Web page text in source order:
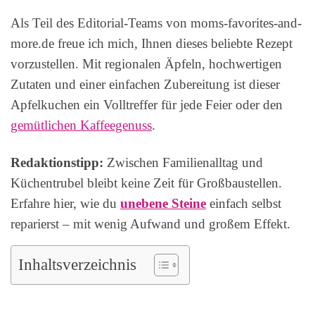
Als Teil des Editorial-Teams von moms-favorites-and-
more.de freue ich mich, Ihnen dieses beliebte Rezept
vorzustellen. Mit regionalen Äpfeln, hochwertigen
Zutaten und einer einfachen Zubereitung ist dieser
Apfelkuchen ein Volltreffer für jede Feier oder den
gemütlichen Kaffeegenuss.
Redaktionstipp: Zwischen Familienalltag und
Küchentrubel bleibt keine Zeit für Großbaustellen.
Erfahre hier, wie du unebene Steine einfach selbst
reparierst – mit wenig Aufwand und großem Effekt.
Inhaltsverzeichnis